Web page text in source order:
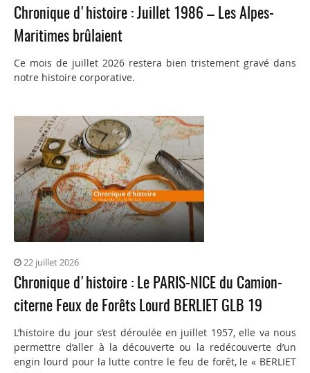
Chronique d'histoire : Juillet 1986 – Les Alpes-
Maritimes brûlaient
Ce mois de juillet 2026 restera bien tristement gravé dans
notre histoire corporative.
22 juillet 2026
Chronique d'histoire : Le PARIS-NICE du Camion-
citerne Feux de Forêts Lourd BERLIET GLB 19
L’histoire du jour s’est déroulée en juillet 1957, elle va nous
permettre d’aller à la découverte ou la redécouverte d’un
engin lourd pour la lutte contre le feu de forêt, le « BERLIET